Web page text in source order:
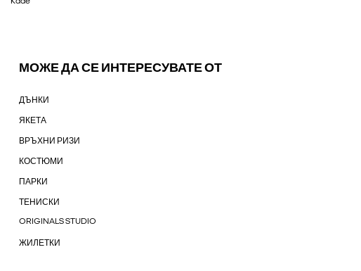
МОЖЕ ДА СЕ ИНТЕРЕСУВАТЕ ОТ
ДЪНКИ
ЯКЕТА
ВРЪХНИ РИЗИ
КОСТЮМИ
ПАРКИ
ТЕНИСКИ
ORIGINALS STUDIO
ЖИЛЕТКИ